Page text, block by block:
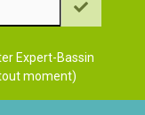
Expert-Bassin
moment)